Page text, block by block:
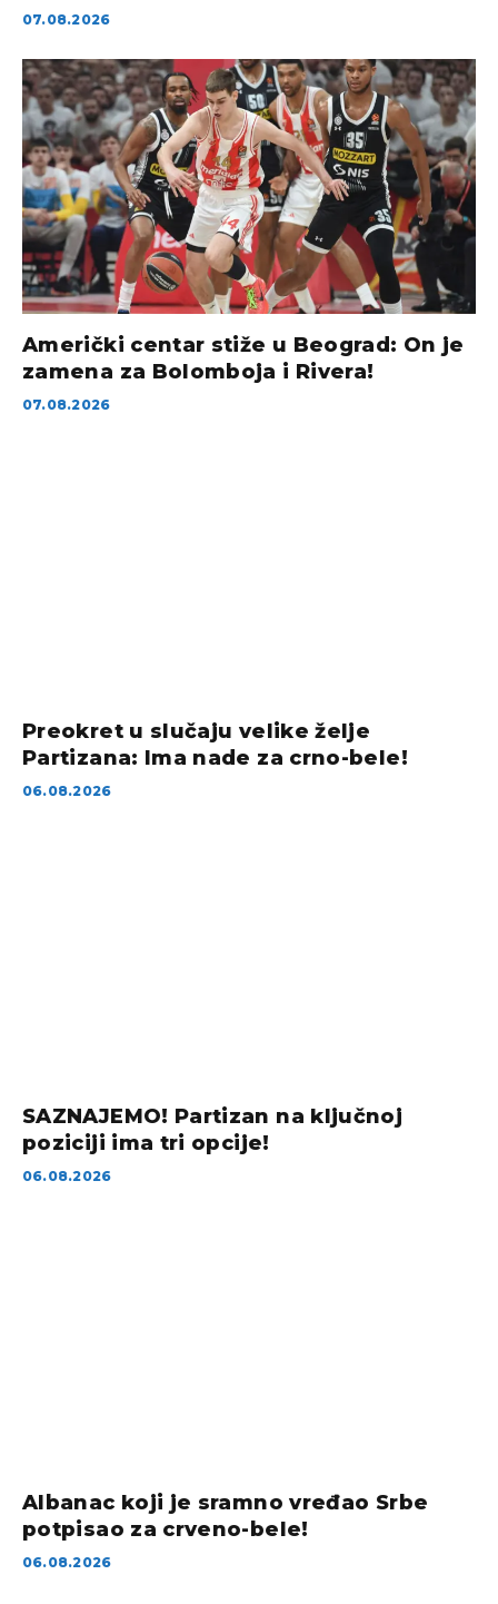
07.08.2026
Američki centar stiže u Beograd: On je
zamena za Bolomboja i Rivera!
07.08.2026
Preokret u slučaju velike želje
Partizana: Ima nade za crno-bele!
06.08.2026
SAZNAJEMO! Partizan na ključnoj
poziciji ima tri opcije!
06.08.2026
Albanac koji je sramno vređao Srbe
potpisao za crveno-bele!
06.08.2026